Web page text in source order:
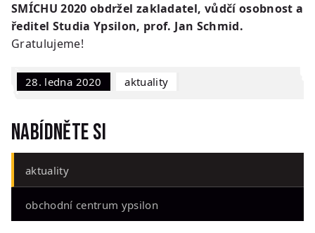
SMÍCHU 2020 obdržel zakladatel, vůdčí osobnost a
ředitel Studia Ypsilon, prof. Jan Schmid.
Gratulujeme!
28. ledna 2020 Aktuality
Nabídněte si
aktuality
obchodní centrum ypsilon